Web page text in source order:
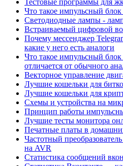
Тестовые программы для
Что такое импульсный
Светодиодные лампы -
Встраиваемый цифровой
Почему мессенджер
какие у него есть аналоги
Что такое импульсный
отличается от обычного
Векторное управление
Лучшие кошельки для
Лучшие кошельки для
Схемы и устройства на
Принцип работы
Лучшие тесты монитора
Печатные платы в
Частотный
на AVR
Статистика сообщений